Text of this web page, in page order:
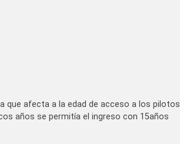
que afecta a la edad de acceso a los pilotos
años se permitía el ingreso con 15años